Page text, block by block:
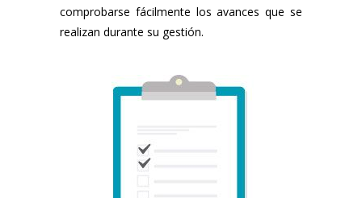
comprobarse fácilmente los avances que se
realizan durante su gestión.